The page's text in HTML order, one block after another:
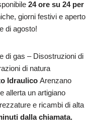
24 ore su 24 per
giorni festivi e aperto
di agosto!
di gas – Disostruzioni di
di natura
IdraulicoArenzano
allerta un artigiano
e ricambi di alta
dalla chiamata.